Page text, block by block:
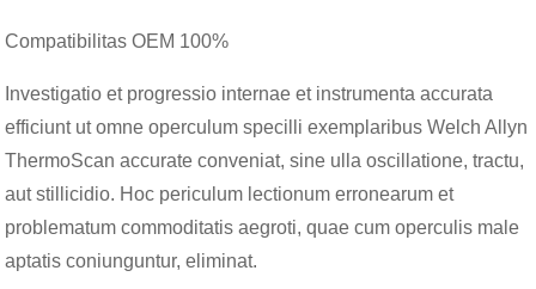
Compatibilitas OEM 100%
Investigatio et progressio internae et instrumenta accurata
efficiunt ut omne operculum specilli exemplaribus Welch Allyn
ThermoScan accurate conveniat, sine ulla oscillatione, tractu,
aut stillicidio. Hoc periculum lectionum erronearum et
problematum commoditatis aegroti, quae cum operculis male
aptatis coniunguntur, eliminat.